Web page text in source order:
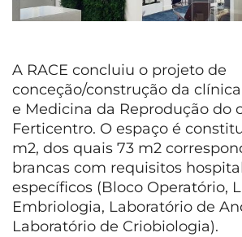
A RACE concluiu o projeto de
conceção/construção da
e Medicina da Reprodução do
Ferticentro. O espaço é
m2, dos quais 73 m2
brancas com requisitos
específicos (Bloco Operatório,
Embriologia, Laboratório de
Laboratório de Criobiologia).